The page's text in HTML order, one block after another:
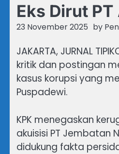
Eks Dirut PT
23 November 2025 by
JAKARTA, JURNAL
kritik dan postingan
kasus korupsi yang
Puspadewi.
KPK menegaskan
akuisisi PT Jembatan
didukung fakta